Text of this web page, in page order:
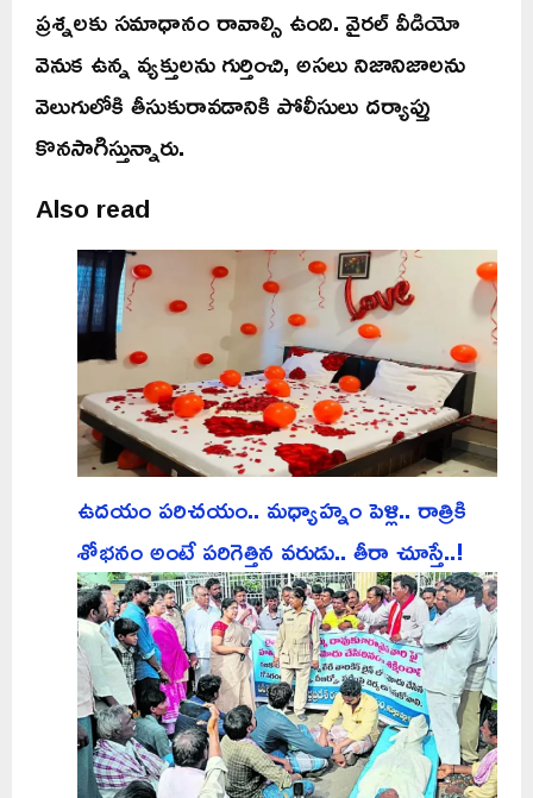
ప్రశ్నలకు సమాధానం రావాల్సి ఉంది. వైరల్ వీడియో
వెనుక ఉన్న వ్యక్తులను గుర్తించి, అసలు నిజానిజాలను
వెలుగులోకి తీసుకురావడానికి పోలీసులు దర్యాప్తు
కొనసాగిస్తున్నారు.
Also read
ఉదయం పరిచయం.. మధ్యాహ్నం పెళ్లి.. రాత్రికి
శోభనం అంటే పరిగెత్తిన వరుడు.. తీరా చూస్తే..!